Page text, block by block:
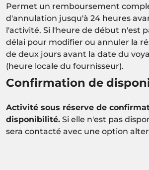
Permet un remboursement
d'annulation jusqu'à 24 heures
l'activité. Si l'heure de début n'est
délai pour modifier ou annuler la
de deux jours avant la date du
(heure locale du fournisseur).
Confirmation de
Activité sous réserve de
disponibilité. Si elle n'est pas
sera contacté avec une option